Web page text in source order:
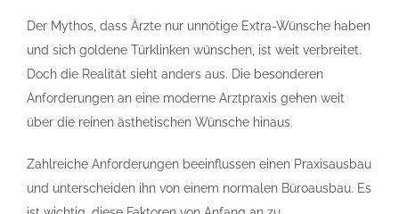
Der Mythos, dass Ärzte nur unnötige Extra-Wünsche haben
und sich goldene Türklinken wünschen, ist weit verbreitet.
Doch die Realität sieht anders aus. Die besonderen
Anforderungen an eine moderne Arztpraxis gehen weit
über die reinen ästhetischen Wünsche hinaus.
Zahlreiche Anforderungen beeinflussen einen Praxisausbau
und unterscheiden ihn von einem normalen Büroausbau. Es